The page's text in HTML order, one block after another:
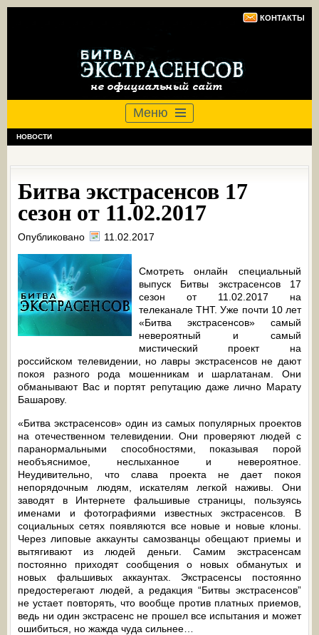
КОНТАКТЫ
Меню
НОВОСТИ
Битва экстрасенсов 17
сезон от 11.02.2017
Опубликовано 11.02.2017
Смотреть онлайн специальный
выпуск Битвы экстрасенсов 17
сезон от 11.02.2017 на
телеканале ТНТ. Уже почти 10 лет
«Битва экстрасенсов» самый
невероятный и самый
мистический проект на
российском телевидении, но лавры экстрасенсов не дают
покоя разного рода мошенникам и шарлатанам. Они
обманывают Вас и портят репутацию даже лично Марату
Башарову.
«Битва экстрасенсов» один из самых популярных проектов
на отечественном телевидении. Они проверяют людей с
паранормальными способностями, показывая порой
необъяснимое, неслыханное и невероятное.
Неудивительно, что слава проекта не дает покоя
непорядочным людям, искателям легкой наживы. Они
заводят в Интернете фальшивые страницы, пользуясь
именами и фотографиями известных экстрасенсов. В
социальных сетях появляются все новые и новые клоны.
Через липовые аккаунты самозванцы обещают приемы и
вытягивают из людей деньги. Самим экстрасенсам
постоянно приходят сообщения о новых обманутых и
новых фальшивых аккаунтах. Экстрасенсы постоянно
предостерегают людей, а редакция “Битвы экстрасенсов”
не устает повторять, что вообще против платных приемов,
ведь ни один экстрасенс не прошел все испытания и может
ошибиться, но жажда чуда сильнее…